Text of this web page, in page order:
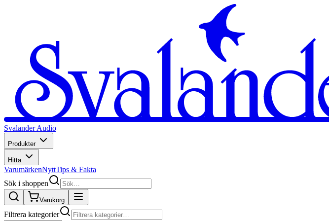
Svalander Audio
Produkter
Hitta
VarumärkenNyttTips & Fakta
Sök i shoppen
Varukorg
Filtrera kategorier